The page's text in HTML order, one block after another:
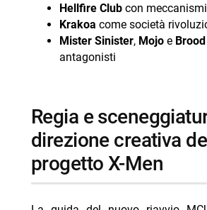
Hellfire Clubcon
Krakoa come società
Mister Sinister, Mojoe Brood
antagonisti
regia e sceneggiatura:
direzione creativa del
progetto X-Men